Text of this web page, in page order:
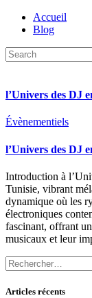
Accueil
Blog
l’Univers des DJ
Évènementiels
l’Univers des DJ
Introduction à
Tunisie, vibrant
dynamique où les
électroniques
fascinant, offrant
musicaux et leur
Rechercher :
Articles récents